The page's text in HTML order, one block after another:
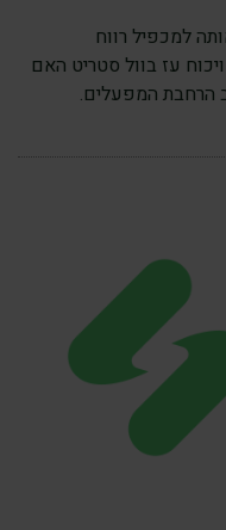
למכפיל רווח
עז בוול סטריט האם
הרחבת המפעלים.